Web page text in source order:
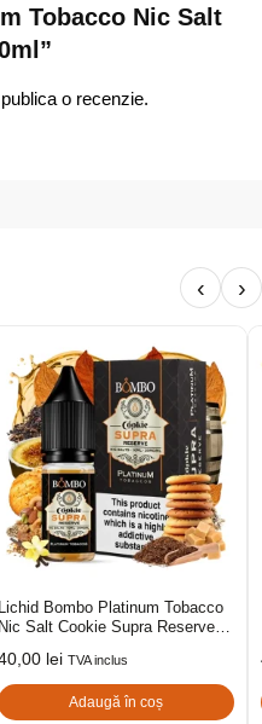
Tobacco Nic Salt
o recenzie.
‹ ›
Lichid Bombo Platinum Tobacco
Nic Salt Cookie Supra Reserve
lei TVA inclus
Adaugă în coș